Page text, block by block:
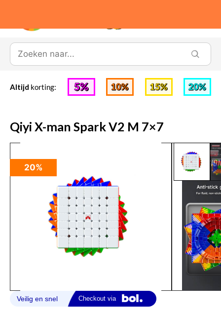
Altijd korting:
Qiyi X-man Spark V2 M 7×7
20%